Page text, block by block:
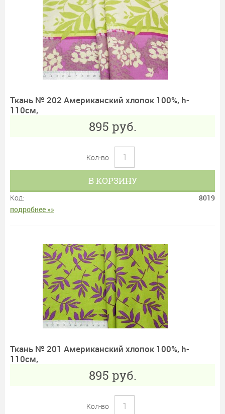
Ткань № 202 Американский хлопок 100%, h-
110см,
895 руб.
Кол-во
В КОРЗИНУ
Код:
8019
подробнее »»
Ткань № 201 Американский хлопок 100%, h-
110см,
895 руб.
Кол-во